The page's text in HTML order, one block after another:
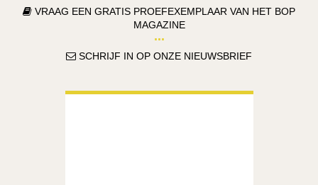
VRAAG EEN GRATIS PROEFEXEMPLAAR VAN HET BOP
MAGAZINE
SCHRIJF IN OP ONZE NIEUWSBRIEF